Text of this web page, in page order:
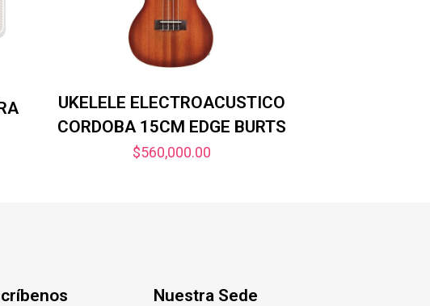
UKELELE ELECTROACUSTICO
CORDOBA 15CM EDGE BURTS
$560,000.00
Nuestra Sede